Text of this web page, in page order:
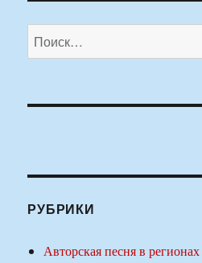
Искать:
РУБРИКИ
Авторская песня в регионах